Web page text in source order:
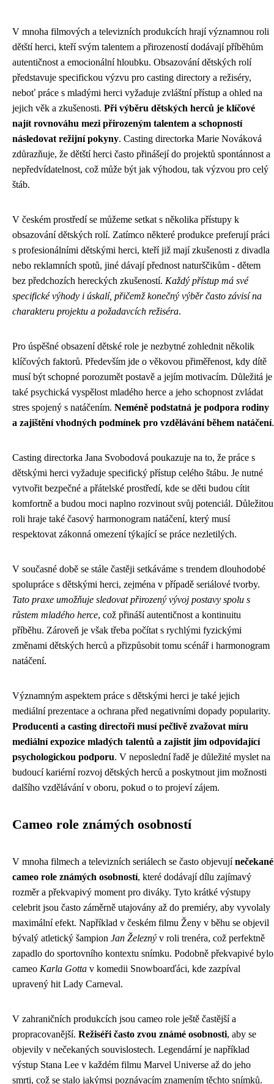
V mnoha filmových a televizních produkcích hrají významnou roli
dětští herci, kteří svým talentem a přirozeností dodávají příběhům
autentičnost a emocionální hloubku. Obsazování dětských rolí
představuje specifickou výzvu pro casting directory a režiséry,
neboť práce s mladými herci vyžaduje zvláštní přístup a ohled na
jejich věk a zkušenosti. Při výběru dětských herců je klíčové
najít rovnováhu mezi přirozeným talentem a schopností
následovat režijní pokyny. Casting directorka Marie Nováková
zdůrazňuje, že dětští herci často přinášejí do projektů spontánnost a
nepředvídatelnost, což může být jak výhodou, tak výzvou pro celý
štáb.
V českém prostředí se můžeme setkat s několika přístupy k
obsazování dětských rolí. Zatímco některé produkce preferují práci
s profesionálními dětskými herci, kteří již mají zkušenosti z divadla
nebo reklamních spotů, jiné dávají přednost naturščikům - dětem
bez předchozích hereckých zkušeností. Každý přístup má své
specifické výhody i úskalí, přičemž konečný výběr často závisí na
charakteru projektu a požadavcích režiséra.
Pro úspěšné obsazení dětské role je nezbytné zohlednit několik
klíčových faktorů. Především jde o věkovou přiměřenost, kdy dítě
musí být schopné porozumět postavě a jejím motivacím. Důležitá je
také psychická vyspělost mladého herce a jeho schopnost zvládat
stres spojený s natáčením. Neméně podstatná je podpora rodiny
a zajištění vhodných podmínek pro vzdělávání během natáčení.
Casting directorka Jana Svobodová poukazuje na to, že práce s
dětskými herci vyžaduje specifický přístup celého štábu. Je nutné
vytvořit bezpečné a přátelské prostředí, kde se děti budou cítit
komfortně a budou moci naplno rozvinout svůj potenciál. Důležitou
roli hraje také časový harmonogram natáčení, který musí
respektovat zákonná omezení týkající se práce nezletilých.
V současné době se stále častěji setkáváme s trendem dlouhodobé
spolupráce s dětskými herci, zejména v případě seriálové tvorby.
Tato praxe umožňuje sledovat přirozený vývoj postavy spolu s
růstem mladého herce, což přináší autentičnost a kontinuitu
příběhu. Zároveň je však třeba počítat s rychlými fyzickými
změnami dětských herců a přizpůsobit tomu scénář i harmonogram
natáčení.
Významným aspektem práce s dětskými herci je také jejich
mediální prezentace a ochrana před negativními dopady popularity.
Producenti a casting directoři musí pečlivě zvažovat míru
mediální expozice mladých talentů a zajistit jim odpovídající
psychologickou podporu. V neposlední řadě je důležité myslet na
budoucí kariérní rozvoj dětských herců a poskytnout jim možnosti
dalšího vzdělávání v oboru, pokud o to projeví zájem.
Cameo role známých osobností
V mnoha filmech a televizních seriálech se často objevujínečekané
cameo role známých osobností, které dodávají dílu zajímavý
rozměr a překvapivý moment pro diváky. Tyto krátké výstupy
celebrit jsou často záměrně utajovány až do premiéry, aby vyvolaly
maximální efekt. Například v českém filmu Ženy v běhu se objevil
bývalý atletický šampion Jan Železný v roli trenéra, což perfektně
zapadlo do sportovního kontextu snímku. Podobně překvapivé bylo
cameo Karla Gotta v komedii Snowboarďáci, kde zazpíval
upravený hit Lady Carneval.
V zahraničních produkcích jsou cameo role ještě častější a
propracovanější. Režiséři často zvou známé osobnosti, aby se
objevily v nečekaných souvislostech. Legendární je například
výstup Stana Lee v každém filmu Marvel Universe až do jeho
smrti, což se stalo jakýmsi poznávacím znamením těchto snímků.